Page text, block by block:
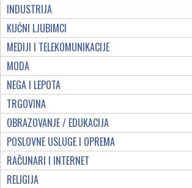
INDUSTRIJA
KUĆNI LJUBIMCI
MEDIJI I TELEKOMUNIKACIJE
MODA
NEGA I LEPOTA
TRGOVINA
OBRAZOVANJE / EDUKACIJA
POSLOVNE USLUGE I OPREMA
RAČUNARI I INTERNET
RELIGIJA